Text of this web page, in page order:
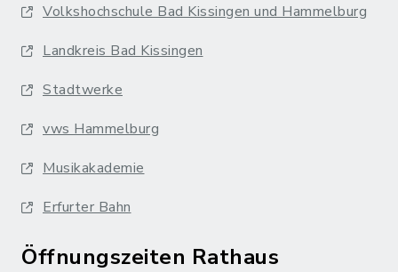
Volkshochschule Bad Kissingen und Hammelburg
Landkreis Bad Kissingen
Stadtwerke
vws Hammelburg
Musikakademie
Erfurter Bahn
Öffnungszeiten Rathaus